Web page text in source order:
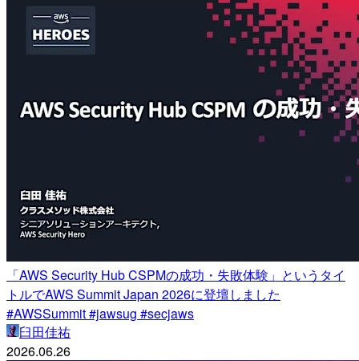
「AWS Security Hub CSPMの成功・失敗体験」というタイ
トルでAWS Summit Japan 2026に登壇しました
#AWSSummit #jawsug #secjaws
臼田佳祐
2026.06.26